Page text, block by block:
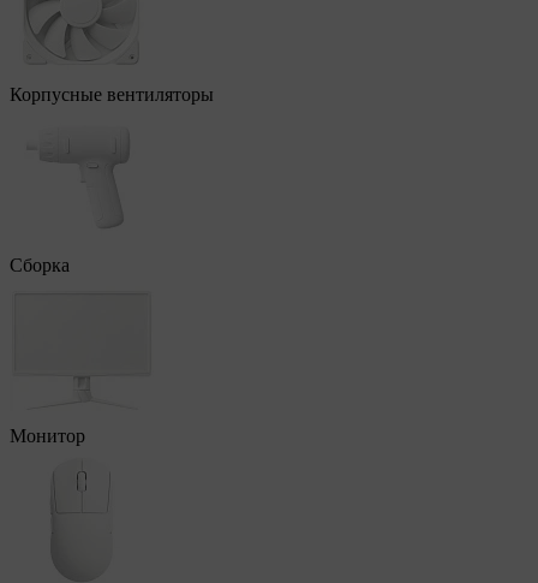
Корпусные вентиляторы
Сборка
Монитор